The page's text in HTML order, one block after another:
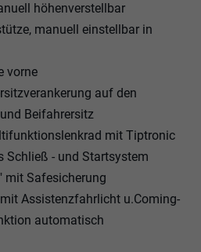
höhenverstellbar
manuell einstellbar in
vorne
auf den
Beifahrersitz
mit Tiptronic
Schließ - und Startsystem
mit Safesicherung
Assistenzfahrlicht u.Coming-
automatisch